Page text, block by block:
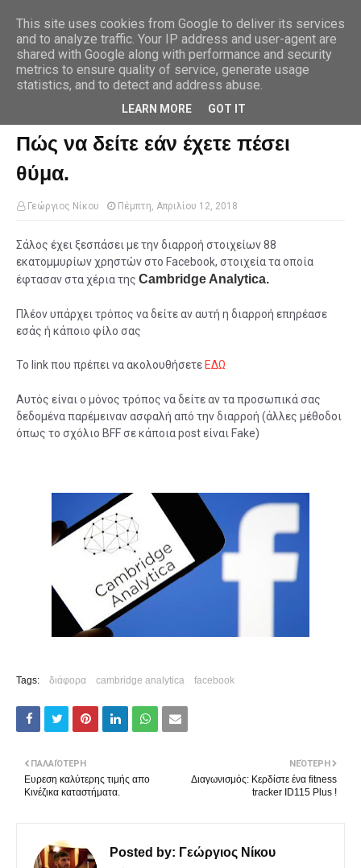
Αρχική σελίδα facebook
Facebook Cambridge Analytica: Πώς να
δείτε εάν έχετε πέσει θύμα.
Facebook Cambridge Analytica:
Πώς να δείτε εάν έχετε πέσει
θύμα.
Γεώργιος Νίκου Πέμπτη, Απριλίου 12, 2018
Σάλος έχει ξεσπάσει με την διαρροή στοιχείων 88
εκατομμυρίων χρηστών στο Facebook, στοιχεία τα οποία
έφτασαν στα χέρια της Cambridge Analytica.
Πλέον υπάρχει τρόπος να δείτε αν αυτή η διαρροή επηρέασε
εσάς ή κάποιο φίλο σας
Το link που πρέπει να ακολουθήσετε ΕΔΩ
Αυτός είναι ο μόνος τρόπος να δείτε αν τα προσωπικά σας
δεδομένα παρέμειναν ασφαλή από την διαρροή (άλλες μέθοδοι
όπως το σχόλιο BFF σε κάποια post είναι Fake)
Tags: διάφορα cambridge analytica facebook
ΝΕΌΤΕΡΗ
Διαγωνισμός: Κερδίστε ένα fitness
tracker ID115 Plus !
ΠΑΛΑΙΌΤΕΡΗ
Ευρεση καλύτερης τιμής απο
Κινέζικα καταστήματα.
Posted by: Γεώργιος Νίκου
This site uses cookies from Google to deliver its services
and to analyze traffic. Your IP address and user-agent are
shared with Google along with performance and security
metrics to ensure quality of service, generate usage
statistics, and to detect and address abuse.
LEARN MORE GOT IT